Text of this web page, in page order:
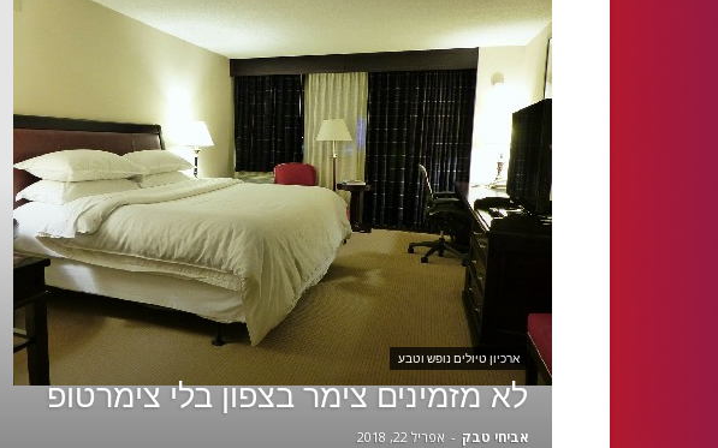
ארכיון טיולים נופש וטבע
לא מזמינים צימר בצפון בלי צימרטופ
אביחי טבק - אפריל 22, 2018